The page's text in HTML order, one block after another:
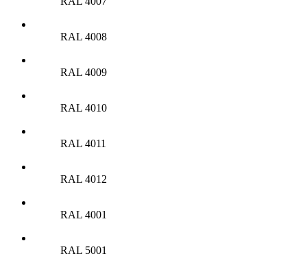
RAL 4008
RAL 4009
RAL 4010
RAL 4011
RAL 4012
RAL 4001
RAL 5001